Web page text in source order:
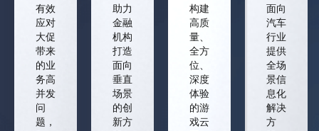
有效
应对
大促
带来
的业
务高
并发
问
题，
助力
金融
机构
打造
面向
垂直
场景
的创
新方
构建
高质
量、
全方
位、
深度
体验
的游
戏云
面向
汽车
行业
提供
全场
景信
息化
解决
方